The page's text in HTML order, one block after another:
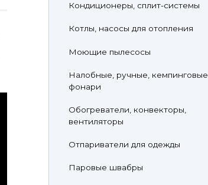
Кондиционеры, сплит-системы
Котлы, насосы для отопления
Моющие пылесосы
Налобные, ручные, кемпинговые
фонари
Обогреватели, конвекторы,
вентиляторы
Отпариватели для одежды
Паровые швабры